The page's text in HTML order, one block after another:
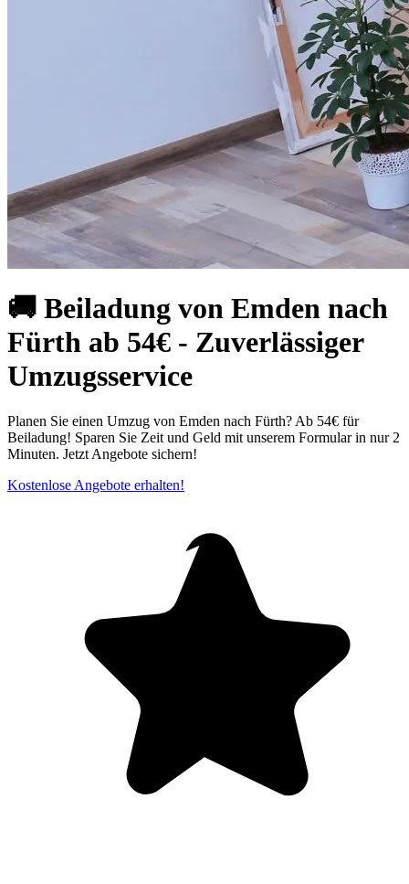
🚚 Beiladung von Emden nach
Fürth ab 54€ - Zuverlässiger
Umzugsservice
Planen Sie einen Umzug von Emden nach Fürth? Ab 54€ für
Beiladung! Sparen Sie Zeit und Geld mit unserem Formular in nur 2
Minuten. Jetzt Angebote sichern!
Kostenlose Angebote erhalten!